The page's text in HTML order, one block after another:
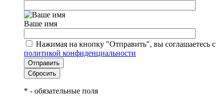
Ваше имя
Нажимая на кнопку "Отправить", вы соглашаетесь с
политикой конфиденциальности
* - обязательные поля